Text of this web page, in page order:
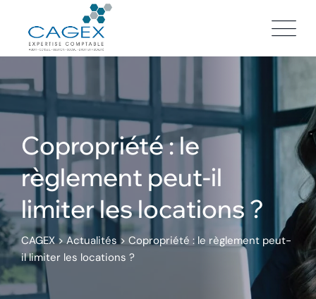
content
Copropriété : le
règlement peut-il
limiter les locations ?
CAGEX>Actualités > Copropriété : le règlement peut-
il limiter les locations ?